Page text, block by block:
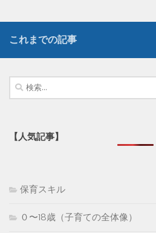
これまでの記事
検
索:
【人気記事】
保育スキル
０〜18歳（子育ての全体像）